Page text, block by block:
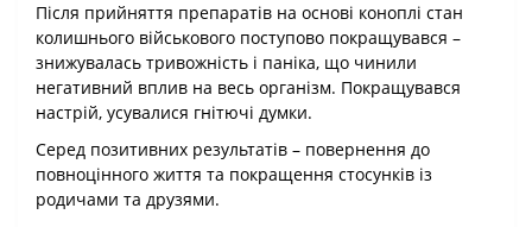
Після прийняття препаратів на основі коноплі стан
колишнього військового поступово покращувався –
знижувалась тривожність і паніка, що чинили
негативний вплив на весь організм. Покращувався
настрій, усувалися гнітючі думки.
Серед позитивних результатів – повернення до
повноцінного життя та покращення стосунків із
родичами та друзями.